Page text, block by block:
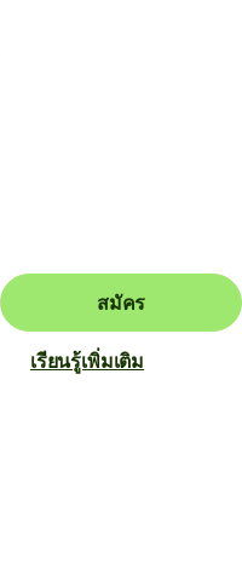
สมัคร
เรียนรู้เพิ่มเติม